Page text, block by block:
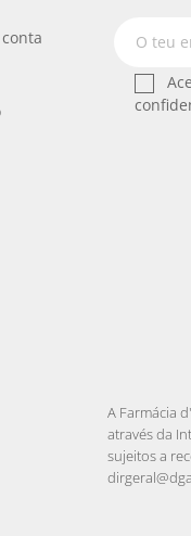
A Farmácia
através da
sujeitos a